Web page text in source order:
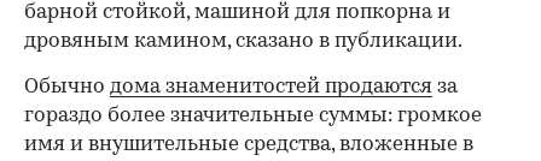
барной стойкой, машиной для попкорна и
дровяным камином, сказано в публикации.
Обычно дома знаменитостей продаются за
гораздо более значительные суммы: громкое
имя и внушительные средства, вложенные в